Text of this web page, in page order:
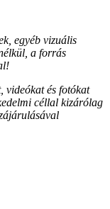
egyéb vizuális
a forrás
videókat és fotókat
céllal kizárólag